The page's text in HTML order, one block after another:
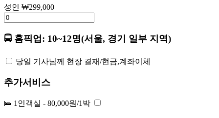
성인 ₩299,000
🚍 홈픽업: 10~12명(서울, 경기 일부 지역)
당일 기사님께 현장 결재/현금,계좌이체
추가서비스
🛌 1인객실 - 80,000원/1박